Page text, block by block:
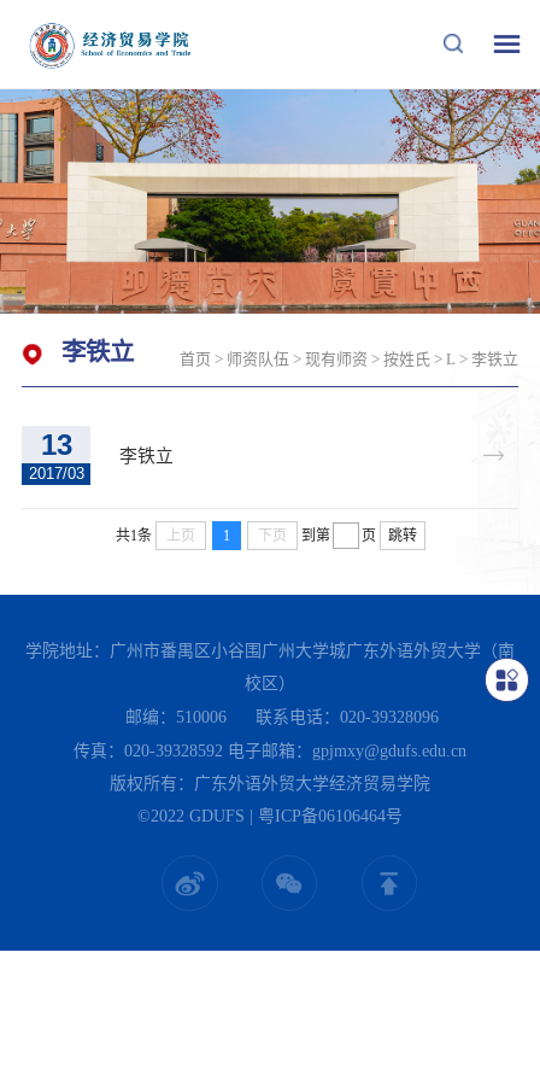
李铁立 首页 > 师资队伍 >现有师资 >按姓氏 >L >李铁立
13
2017/03
李铁立
共1条 上页 1 下页 到第 页 跳转
学院地址：广州市番禺区小谷围广州大学城广东外语外贸大学（南
校区）
邮编：510006
联系电话：020-39328096
传真：020-39328592 电子邮箱：gpjmxy@gdufs.edu.cn
版权所有：广东外语外贸大学经济贸易学院
©2022 GDUFS | 粤ICP备06106464号